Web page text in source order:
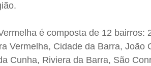
é composta de 12 bairros:
Vermelha, Cidade da Barra, João
Cunha, Riviera da Barra, São